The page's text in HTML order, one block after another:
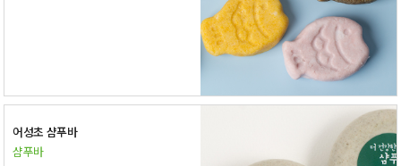
어성초 샴푸바
샴푸바